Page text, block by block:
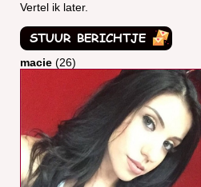
Vertel ik later.
macie (26)